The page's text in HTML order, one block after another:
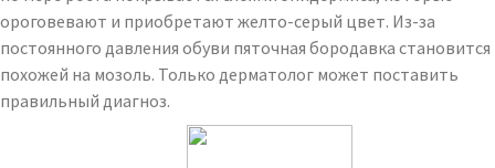
ороговевают и приобретают желто-серый цвет. Из-за
постоянного давления обуви пяточная бородавка становится
похожей на мозоль. Только дерматолог может поставить
правильный диагноз.